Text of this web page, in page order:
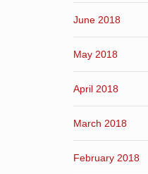
June 2018
May 2018
April 2018
March 2018
February 2018